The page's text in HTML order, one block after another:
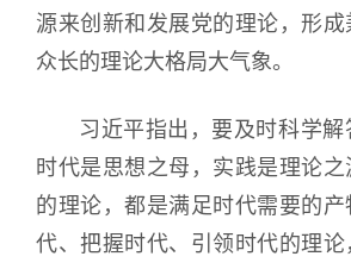
源来创新和发展党的理论，形
众长的理论大格局大气象。
习近平指出，要及时科学解
时代是思想之母，实践是理论
的理论，都是满足时代需要的
代、把握时代、引领时代的理